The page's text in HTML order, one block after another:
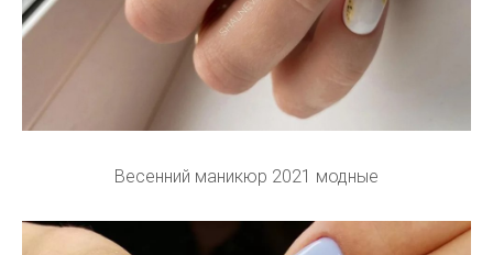
Весенний маникюр 2021 модные